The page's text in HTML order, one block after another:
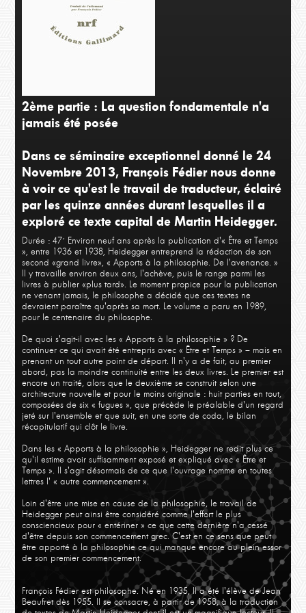
2ème partie : La question fondamentale n'a
jamais été posée
Dans ce séminaire exceptionnel donné le 24
Novembre 2013, François Fédier nous donne
à voir ce qu'est le travail de traducteur, éclairé
par les quinze années durant lesquelles il a
exploré ce texte capital de Martin Heidegger.
Durée : 47´ Environ neuf ans après la publication d'« Être et Temps
», entre 1936 et 1938, Heidegger entreprend la rédaction de son
second «grand livre», « Apports à la philosophie. De l'avenance. »
Il y travaille environ deux ans, l'achève, puis le range parmi les
livres à publier «plus tard». Le moment propice pour la publication
ne venant jamais, le philosophe a décidé que ces textes ne
devraient paraître qu'après sa mort. Le volume a paru en 1989,
pour le centenaire du philosophe.
De quoi s'agit-il avec les « Apports à la philosophie » ? De
continuer ce qui avait été entrepris avec « Être et Temps » – mais en
prenant un tout autre point de départ. Il n'y a de fait, au premier
abord, pas la moindre continuité entre les deux livres. Le premier est
encore un traité, alors que le deuxième se construit selon une
architecture nouvelle et pour le moins originale : huit parties en tout,
composées de six « fugues », que précède le préalable d'un regard
jeté sur l'ensemble et que suit, en une sorte de coda, le bilan
récapitulatif qui clôt le livre.
Dans les « Apports à la philosophie », Heidegger ne redit plus ce
qu'il estime avoir suffisamment exposé et expliqué avec « Être et
Temps ». Il s'agit désormais de ce que l'ouvrage nomme en toutes
lettres l' « autre commencement ».
Loin d'être une mise en cause de la philosophie, le travail de
Heidegger peut ainsi être considéré comme l'effort le plus
consciencieux pour « entériner » ce que cette dernière n'a cessé
d'être depuis son commencement grec. C'est en ce sens que peut
être apporté à la philosophie ce qui manque encore au plein essor
de son premier commencement.
François Fédier est philosophe. Né en 1935, Il a été l'élève de Jean
Beaufret dès 1955. Il se consacre, à partir de 1958, à la traduction